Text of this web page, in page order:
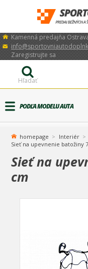
Kamenná predajňa
Zaregistrujte sa
Hľadať
PODĽA MODELU AUTA
homepage Interiér
Sieť na upevnenie batožiny
Sieť na
cm